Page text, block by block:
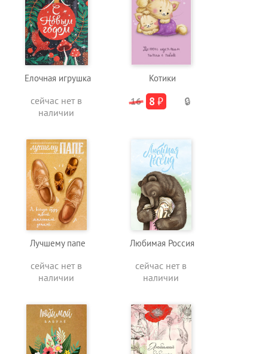
Елочная игрушка
сейчас нет в
наличии
Котики
16 8 ₽ 🔒
Лучшему папе
сейчас нет в
наличии
Любимая Россия
сейчас нет в
наличии